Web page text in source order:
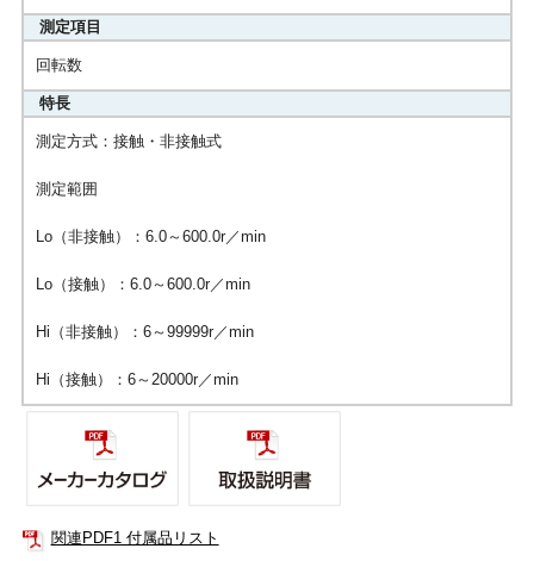
測定項目
回転数
特長
測定方式：接触・非接触式
測定範囲
Lo（非接触）：6.0～600.0r／min
Lo（接触）：6.0～600.0r／min
Hi（非接触）：6～99999r／min
Hi（接触）：6～20000r／min
関連PDF1 付属品リスト